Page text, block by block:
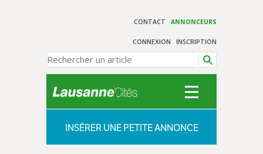
CONTACT ANNONCEURS
CONNEXION INSCRIPTION
INSÉRER UNE PETITE ANNONCE